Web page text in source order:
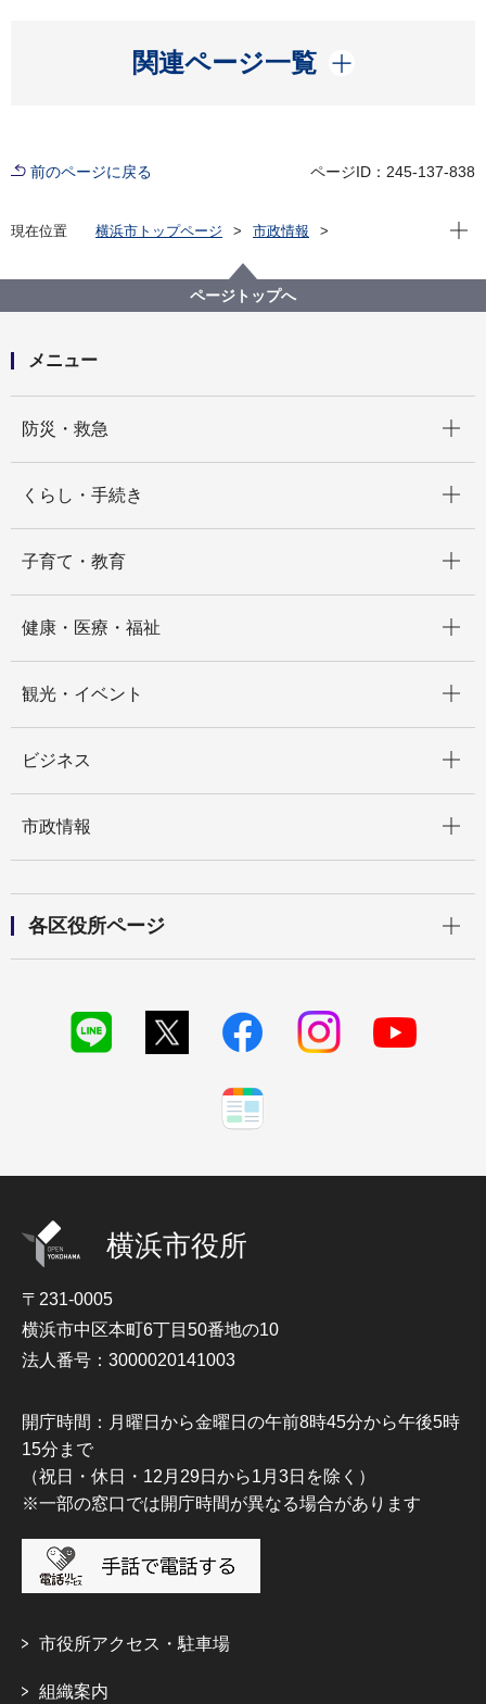
関連ページ一覧
開く
前のページに戻る ページID：245-137-838
現在位置 横浜市トップページ
市政情報
横浜市会の会派所属議員の変更及び所属政治団体等の
名称について
現在
ページトップへ
メニュー
防災・救急
くらし・手続き
子育て・教育
健康・医療・福祉
観光・イベント
ビジネス
市政情報
各区役所ページ
横浜市役所
〒231-0005
横浜市中区本町6丁目50番地の10
法人番号：3000020141003
開庁時間：月曜日から金曜日の午前8時45分から午後5時
15分まで
（祝日・休日・12月29日から1月3日を除く）
※一部の窓口では開庁時間が異なる場合があります
市役所アクセス・駐車場
組織案内